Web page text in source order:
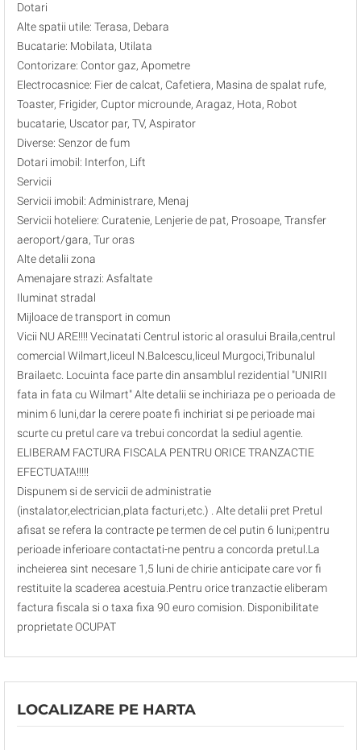
Dotari
Alte spatii utile: Terasa, Debara
Bucatarie: Mobilata, Utilata
Contorizare: Contor gaz, Apometre
Electrocasnice: Fier de calcat, Cafetiera, Masina de spalat rufe,
Toaster, Frigider, Cuptor microunde, Aragaz, Hota, Robot
bucatarie, Uscator par, TV, Aspirator
Diverse: Senzor de fum
Dotari imobil: Interfon, Lift
Servicii
Servicii imobil: Administrare, Menaj
Servicii hoteliere: Curatenie, Lenjerie de pat, Prosoape, Transfer
aeroport/gara, Tur oras
Alte detalii zona
Amenajare strazi: Asfaltate
Iluminat stradal
Mijloace de transport in comun
Vicii NU ARE!!!! Vecinatati Centrul istoric al orasului Braila,centrul
comercial Wilmart,liceul N.Balcescu,liceul Murgoci,Tribunalul
Brailaetc. Locuinta face parte din ansamblul rezidential "UNIRII
fata in fata cu Wilmart" Alte detalii se inchiriaza pe o perioada de
minim 6 luni,dar la cerere poate fi inchiriat si pe perioade mai
scurte cu pretul care va trebui concordat la sediul agentie.
ELIBERAM FACTURA FISCALA PENTRU ORICE TRANZACTIE
EFECTUATA!!!!!
Dispunem si de servicii de administratie
(instalator,electrician,plata facturi,etc.) . Alte detalii pret Pretul
afisat se refera la contracte pe termen de cel putin 6 luni;pentru
perioade inferioare contactati-ne pentru a concorda pretul.La
incheierea sint necesare 1,5 luni de chirie anticipate care vor fi
restituite la scaderea acestuia.Pentru orice tranzactie eliberam
factura fiscala si o taxa fixa 90 euro comision. Disponibilitate
proprietate OCUPAT
LOCALIZARE PE HARTA